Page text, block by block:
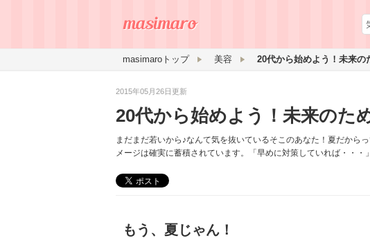
masimaroトップ 美容 20代から始めよう！未来の
2015年05月26日更新
20代から始めよう！未来のた
まだまだ若いから♪なんて気を抜いているそこのあなた！夏だから
メージは確実に蓄積されています。「早めに対策していれば・・
もう、夏じゃん！